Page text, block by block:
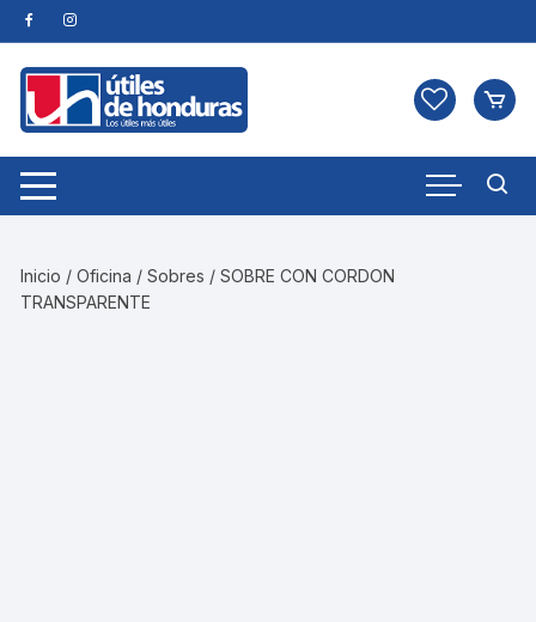
Skip
to
content
Inicio /Oficina /Sobres / SOBRE CON CORDON
TRANSPARENTE